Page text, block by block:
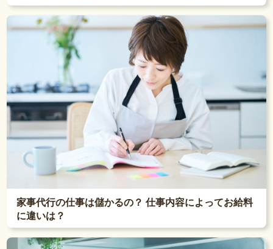
家事代行の仕事は儲かるの？ 仕事内容によってお給料
に違いは？